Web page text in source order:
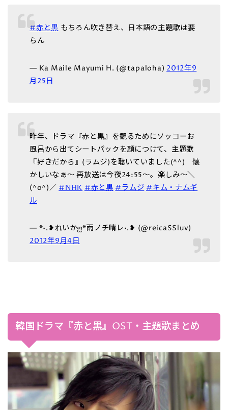
#赤と黒 もちろん吹き替え、日本語の主題歌は要
らん
— Ka Maile Mayumi H. (@tapaloha) 2012年9
月25日
昨年、ドラマ『赤と黒』を観るためにソッコーお
風呂から出てシートパックを顔につけて、主題歌
『好きだから』(ラムジ)を聴いていました(^^) 懐
かしいなぁ～ 再放送は今夜24:55～。楽しみ～＼
(^o^)／ #NHK #赤と黒 #ラムジ #キム・ナムギ
ル
— *•.❥れいかஐ*雨ノチ晴レ•.❥ (@reicaSSluv)
2012年9月4日
韓国ドラマ『赤と黒』OST・主題歌まとめ